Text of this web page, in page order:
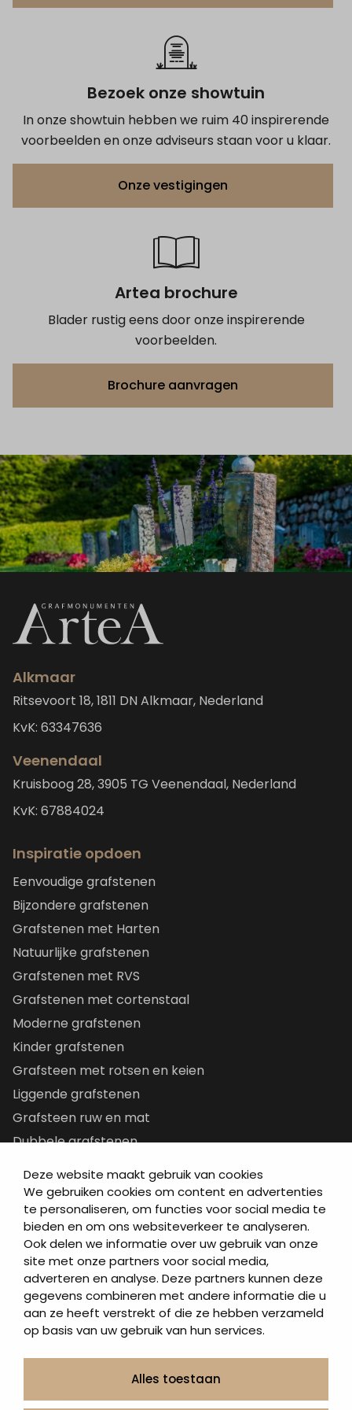
Deze website maakt gebruik van cookies
We gebruiken cookies om content en advertenties
te personaliseren, om functies voor social media te
bieden en om ons websiteverkeer te analyseren.
Ook delen we informatie over uw gebruik van onze
site met onze partners voor social media,
adverteren en analyse. Deze partners kunnen deze
gegevens combineren met andere informatie die u
aan ze heeft verstrekt of die ze hebben verzameld
op basis van uw gebruik van hun services.
Alles toestaan
Bezoek onze showtuin
In onze showtuin hebben we ruim 40 inspirerende
voorbeelden en onze adviseurs staan voor u klaar.
Onze vestigingen
Artea brochure
Blader rustig eens door onze inspirerende
voorbeelden.
Brochure aanvragen
Alkmaar
Ritsevoort 18, 1811 DN Alkmaar, Nederland
KvK: 63347636
Veenendaal
Kruisboog 28, 3905 TG Veenendaal, Nederland
KvK: 67884024
Inspiratie opdoen
Eenvoudige grafstenen
Bijzondere grafstenen
Grafstenen met Harten
Natuurlijke grafstenen
Grafstenen met RVS
Grafstenen met cortenstaal
Moderne grafstenen
Kinder grafstenen
Grafsteen met rotsen en keien
Liggende grafstenen
Grafsteen ruw en mat
Dubbele grafstenen
Letterplaten
Grafzerken kopen
Direct naar
Grafstenen
As artikelen
Urngrafmonumenten
Informatie
Contact